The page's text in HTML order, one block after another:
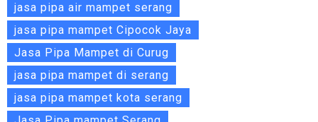
jasa pipa air mampet serang
jasa pipa mampet Cipocok Jaya
Jasa Pipa Mampet di Curug
jasa pipa mampet di serang
jasa pipa mampet kota serang